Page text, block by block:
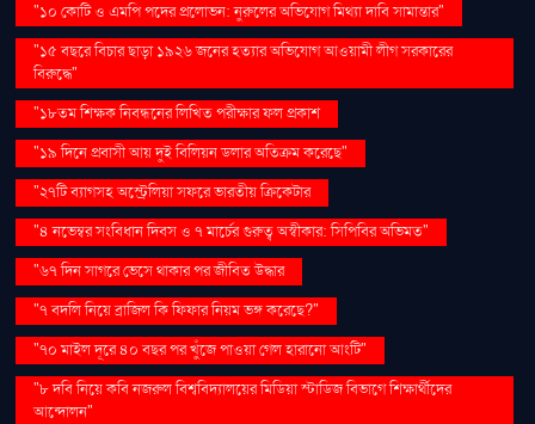
"১০ কোটি ও এমপি পদের প্রলোভন: নুরুলের অভিযোগ মিথ্যা দাবি সামান্তার"
"১৫ বছরে বিচার ছাড়া ১৯২৬ জনের হত্যার অভিযোগ আওয়ামী লীগ সরকারের
বিরুদ্ধে"
"১৮তম শিক্ষক নিবন্ধনের লিখিত পরীক্ষার ফল প্রকাশ
"১৯ দিনে প্রবাসী আয় দুই বিলিয়ন ডলার অতিক্রম করেছে"
"২৭টি ব্যাগসহ অস্ট্রেলিয়া সফরে ভারতীয় ক্রিকেটার
"৪ নভেম্বর সংবিধান দিবস ও ৭ মার্চের গুরুত্ব অস্বীকার: সিপিবির অভিমত"
"৬৭ দিন সাগরে ভেসে থাকার পর জীবিত উদ্ধার
"৭ বদলি নিয়ে ব্রাজিল কি ফিফার নিয়ম ভঙ্গ করেছে?"
"৭০ মাইল দূরে ৪০ বছর পর খুঁজে পাওয়া গেল হারানো আংটি"
"৮ দবি নিয়ে কবি নজরুল বিশ্ববিদ্যালয়ের মিডিয়া স্টাডিজ বিভাগে শিক্ষার্থীদের
আন্দোলন"